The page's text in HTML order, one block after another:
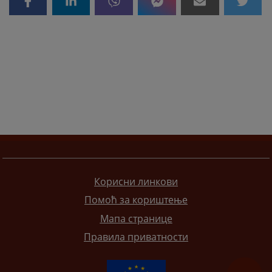
Корисни линкови
Помоћ за кориштење
Мапа странице
Правила приватности